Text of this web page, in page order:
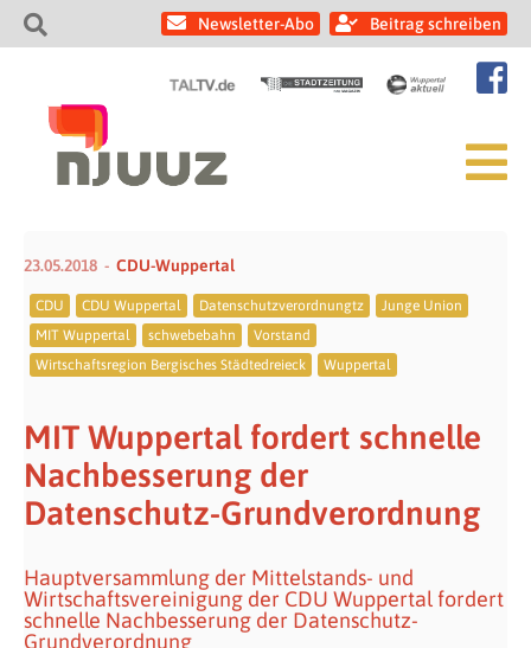
Newsletter-Abo Beitrag schreiben
23.05.2018 CDU-Wuppertal
CDU CDU Wuppertal Datenschutzverordnungtz
Junge Union
MIT Wuppertal
schwebebahn
Vorstand
Wirtschaftsregion Bergisches Städtedreieck
Wuppertal
MIT Wuppertal fordert schnelle
Nachbesserung der
Datenschutz-Grundverordnung
Hauptversammlung der Mittelstands- und
Wirtschaftsvereinigung der CDU Wuppertal fordert
schnelle Nachbesserung der Datenschutz-
Grundverordnung